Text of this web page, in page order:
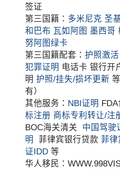
签证
第三国籍： 多米尼克 圣
和巴布 瓦如阿图 墨西哥
努阿图绿卡
第三国籍配套：护照激活
犯罪证明 电话卡 银行开
明护照/挂失/损坏更新
有）
其他服务： NBI证明
标注册 商标专利转让/注
BOC海关清关 中国驾驶
明
菲律宾银行贷款 菲律
证IDD 等
华人移民：